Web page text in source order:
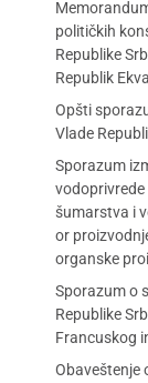
političkih
Republike
Republik
Opšti
Vlade
Sporazum
vodoprivrede
šumarstva i
or
organske
Sporazum o
Republike
Francuskog
Obaveštenje